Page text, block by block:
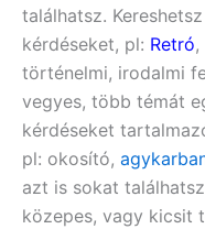
találhatsz.
kérdéseket, pl: Retró,
történelmi, irodalmi
vegyes, több témát
kérdéseket
pl: okosító,
azt is sokat
közepes, vagy kicsit